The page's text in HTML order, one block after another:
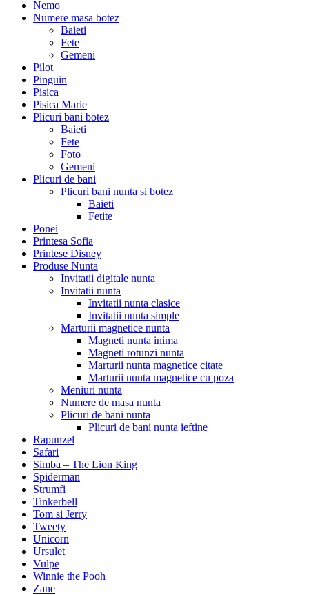
Nemo
Numere masa botez
Baieti
Fete
Gemeni
Pilot
Pinguin
Pisica
Pisica Marie
Plicuri bani botez
Baieti
Fete
Foto
Gemeni
Plicuri de bani
Plicuri bani nunta si botez
Baieti
Fetite
Ponei
Printesa Sofia
Printese Disney
Produse Nunta
Invitatii digitale nunta
Invitatii nunta
Invitatii nunta clasice
Invitatii nunta simple
Marturii magnetice nunta
Magneti nunta inima
Magneti rotunzi nunta
Marturii nunta magnetice citate
Marturii nunta magnetice cu poza
Meniuri nunta
Numere de masa nunta
Plicuri de bani nunta
Plicuri de bani nunta ieftine
Rapunzel
Safari
Simba – The Lion King
Spiderman
Strumfi
Tinkerbell
Tom si Jerry
Tweety
Unicorn
Ursulet
Vulpe
Winnie the Pooh
Zane